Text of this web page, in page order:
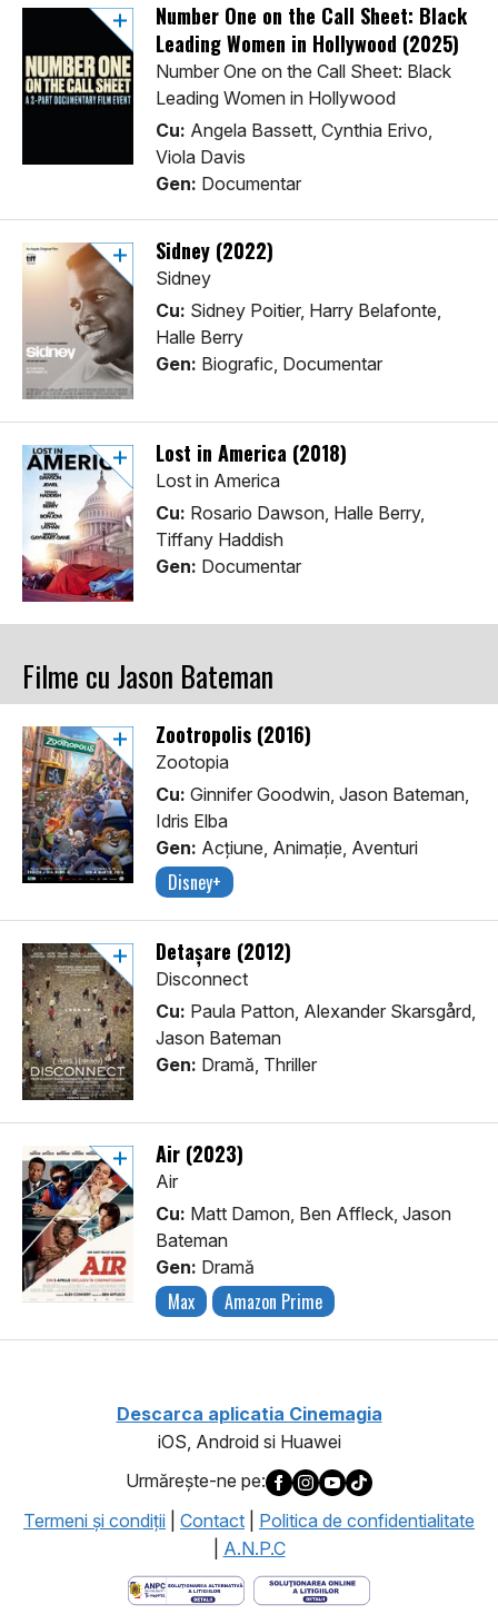
Number One on the Call Sheet: Black
Leading Women in Hollywood (2025)
Number One on the Call Sheet: Black
Leading Women in Hollywood
Cu: Angela Bassett, Cynthia Erivo,
Viola Davis
Gen: Documentar
Sidney (2022)
Sidney
Cu: Sidney Poitier, Harry Belafonte,
Halle Berry
Gen: Biografic, Documentar
Lost in America (2018)
Lost in America
Cu: Rosario Dawson, Halle Berry,
Tiffany Haddish
Gen: Documentar
Filme cu Jason Bateman
Zootropolis (2016)
Zootopia
Cu: Ginnifer Goodwin, Jason Bateman,
Idris Elba
Gen: Acţiune, Animaţie, Aventuri
Disney+
Detașare (2012)
Disconnect
Cu: Paula Patton, Alexander Skarsgård,
Jason Bateman
Gen: Dramă, Thriller
Air (2023)
Air
Cu: Matt Damon, Ben Affleck, Jason
Bateman
Gen: Dramă
Max Amazon Prime
Descarca aplicatia Cinemagia
iOS, Android si Huawei
Urmăreşte-ne pe:
Termeni şi condiţii
Contact
Politica de confidentialitate
A.N.P.C